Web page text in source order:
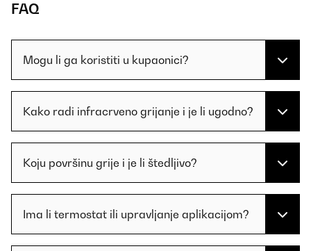
FAQ
Mogu li ga koristiti u kupaonici?
Kako radi infracrveno grijanje i je li ugodno?
Koju površinu grije i je li štedljivo?
Ima li termostat ili upravljanje aplikacijom?